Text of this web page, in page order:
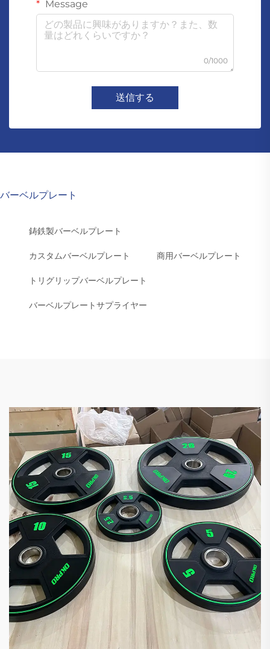
Message
0/1000
送信する
バーベルプレート
鋳鉄製バーベルプレート
カスタムバーベルプレート 商用バーベルプレート
トリグリップバーベルプレート
バーベルプレートサプライヤー